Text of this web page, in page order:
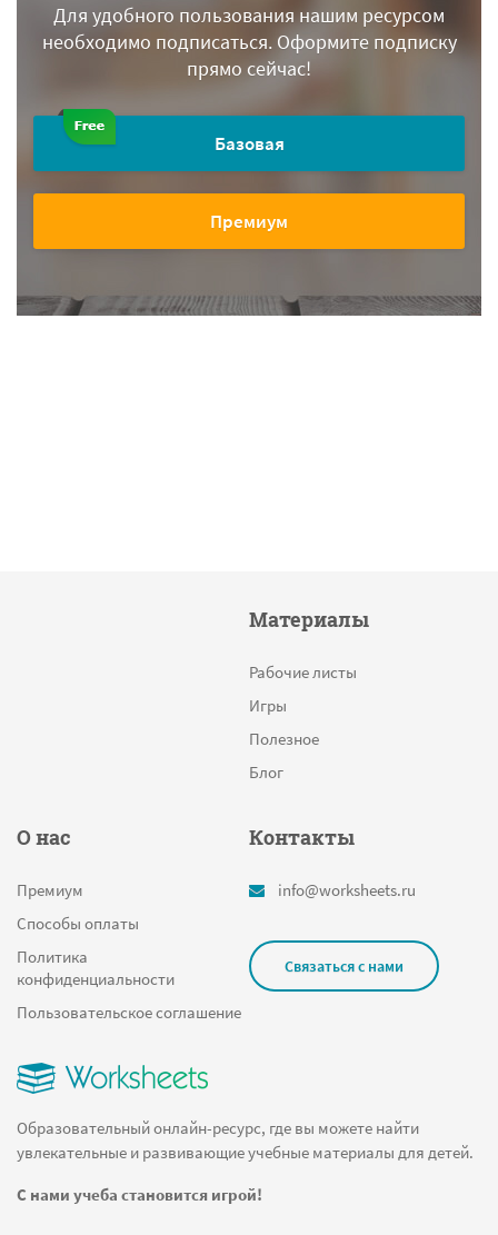
Для удобного пользования нашим ресурсом
необходимо подписаться.Оформите подписку
прямо сейчас!
Базовая
Премиум
Образовательный онлайн-ресурс, где вы можете найти
увлекательные и развивающие учебные материалы для детей.
С нами учеба становится игрой!
Материалы
Рабочие листы
Игры
Полезное
Блог
О нас
Премиум
Способы оплаты
Политика
конфиденциальности
Пользовательское соглашение
Контакты
info@worksheets.ru
Связаться с нами